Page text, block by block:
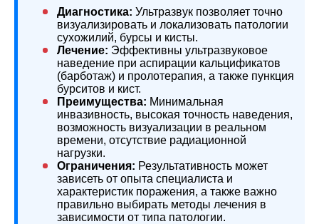
Диагностика: Ультразвук позволяет точно
визуализировать и локализовать патологии
сухожилий, бурсы и кисты.
Лечение: Эффективны ультразвуковое
наведение при аспирации кальцификатов
(барботаж) и пролотерапия, а также пункция
бурситов и кист.
Преимущества: Минимальная
инвазивность, высокая точность наведения,
возможность визуализации в реальном
времени, отсутствие радиационной
нагрузки.
Ограничения: Результативность может
зависеть от опыта специалиста и
характеристик поражения, а также важно
правильно выбирать методы лечения в
зависимости от типа патологии.